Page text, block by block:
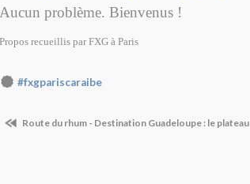
Aucun problème. Bienvenus !
Propos recueillis par FXG à Paris
#fxgpariscaraibe
Route du rhum - Destination Guadeloupe : le plateau